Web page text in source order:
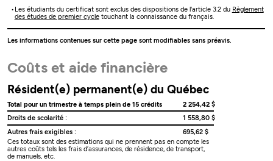
Les étudiants du certificat sont exclus des dispositions de l'article 3.2 du Règlement
des études de premier cycletouchant la connaissance du français.
Les informations contenues sur cette page sont modifiables sans préavis.
Coûts et aide financière
Résident(e) permanent(e) du Québec
Total pour un trimestre à temps plein de 15 crédits
2 254,42 $
Droits de scolarité :
1 558,80 $
Autres frais exigibles :
695,62 $
Ces totaux sont des estimations qui ne prennent pas en compte les
autres coûts tels les frais d’assurances, de résidence, de transport,
de manuels, etc.